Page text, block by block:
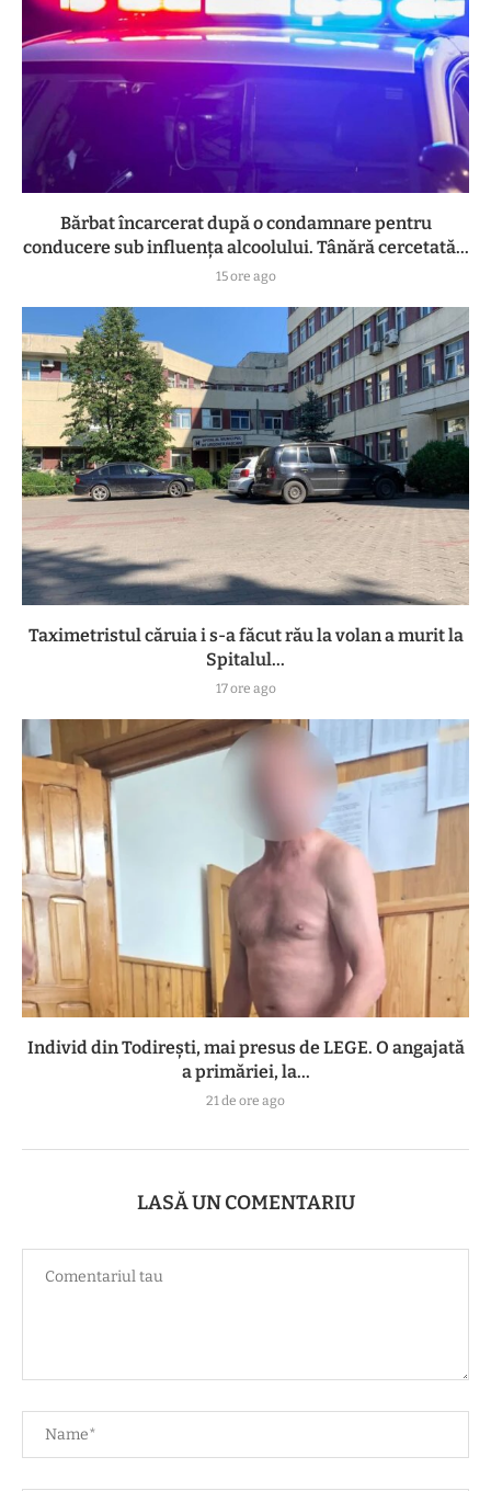
Bărbat încarcerat după o condamnare pentru
conducere sub influența alcoolului. Tânără cercetată...
15 ore ago
Taximetristul căruia i s-a făcut rău la volan a murit la
Spitalul...
17 ore ago
Individ din Todirești, mai presus de LEGE. O angajată
a primăriei, la...
21 de ore ago
LASĂ UN COMENTARIU